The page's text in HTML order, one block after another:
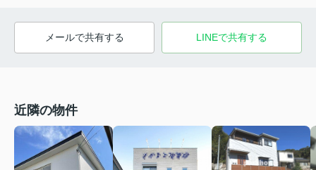
メールで共有する LINEで共有する
近隣の物件